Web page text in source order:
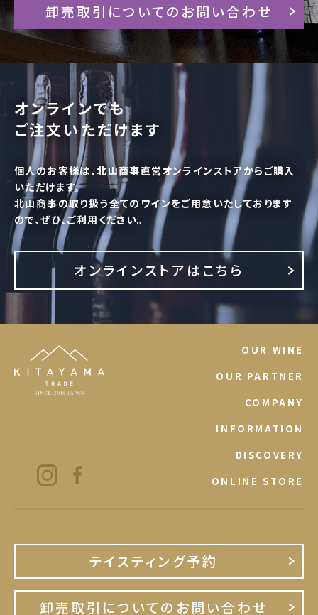
卸売取引についてのお問い合わせ
オンラインでも
ご注文いただけます
個人のお客様は、北山商事直営オンラインストアからご購入
いただけます。
北山商事の取り扱う全てのワインをご用意いたしております
ので、ぜひ、ご利用ください。
オンラインストアはこちら
OUR WINE
OUR PARTNER
COMPANY
INFORMATION
DISCOVERY
ONLINE STORE
テイスティング予約
卸売取引についてのお問い合わせ